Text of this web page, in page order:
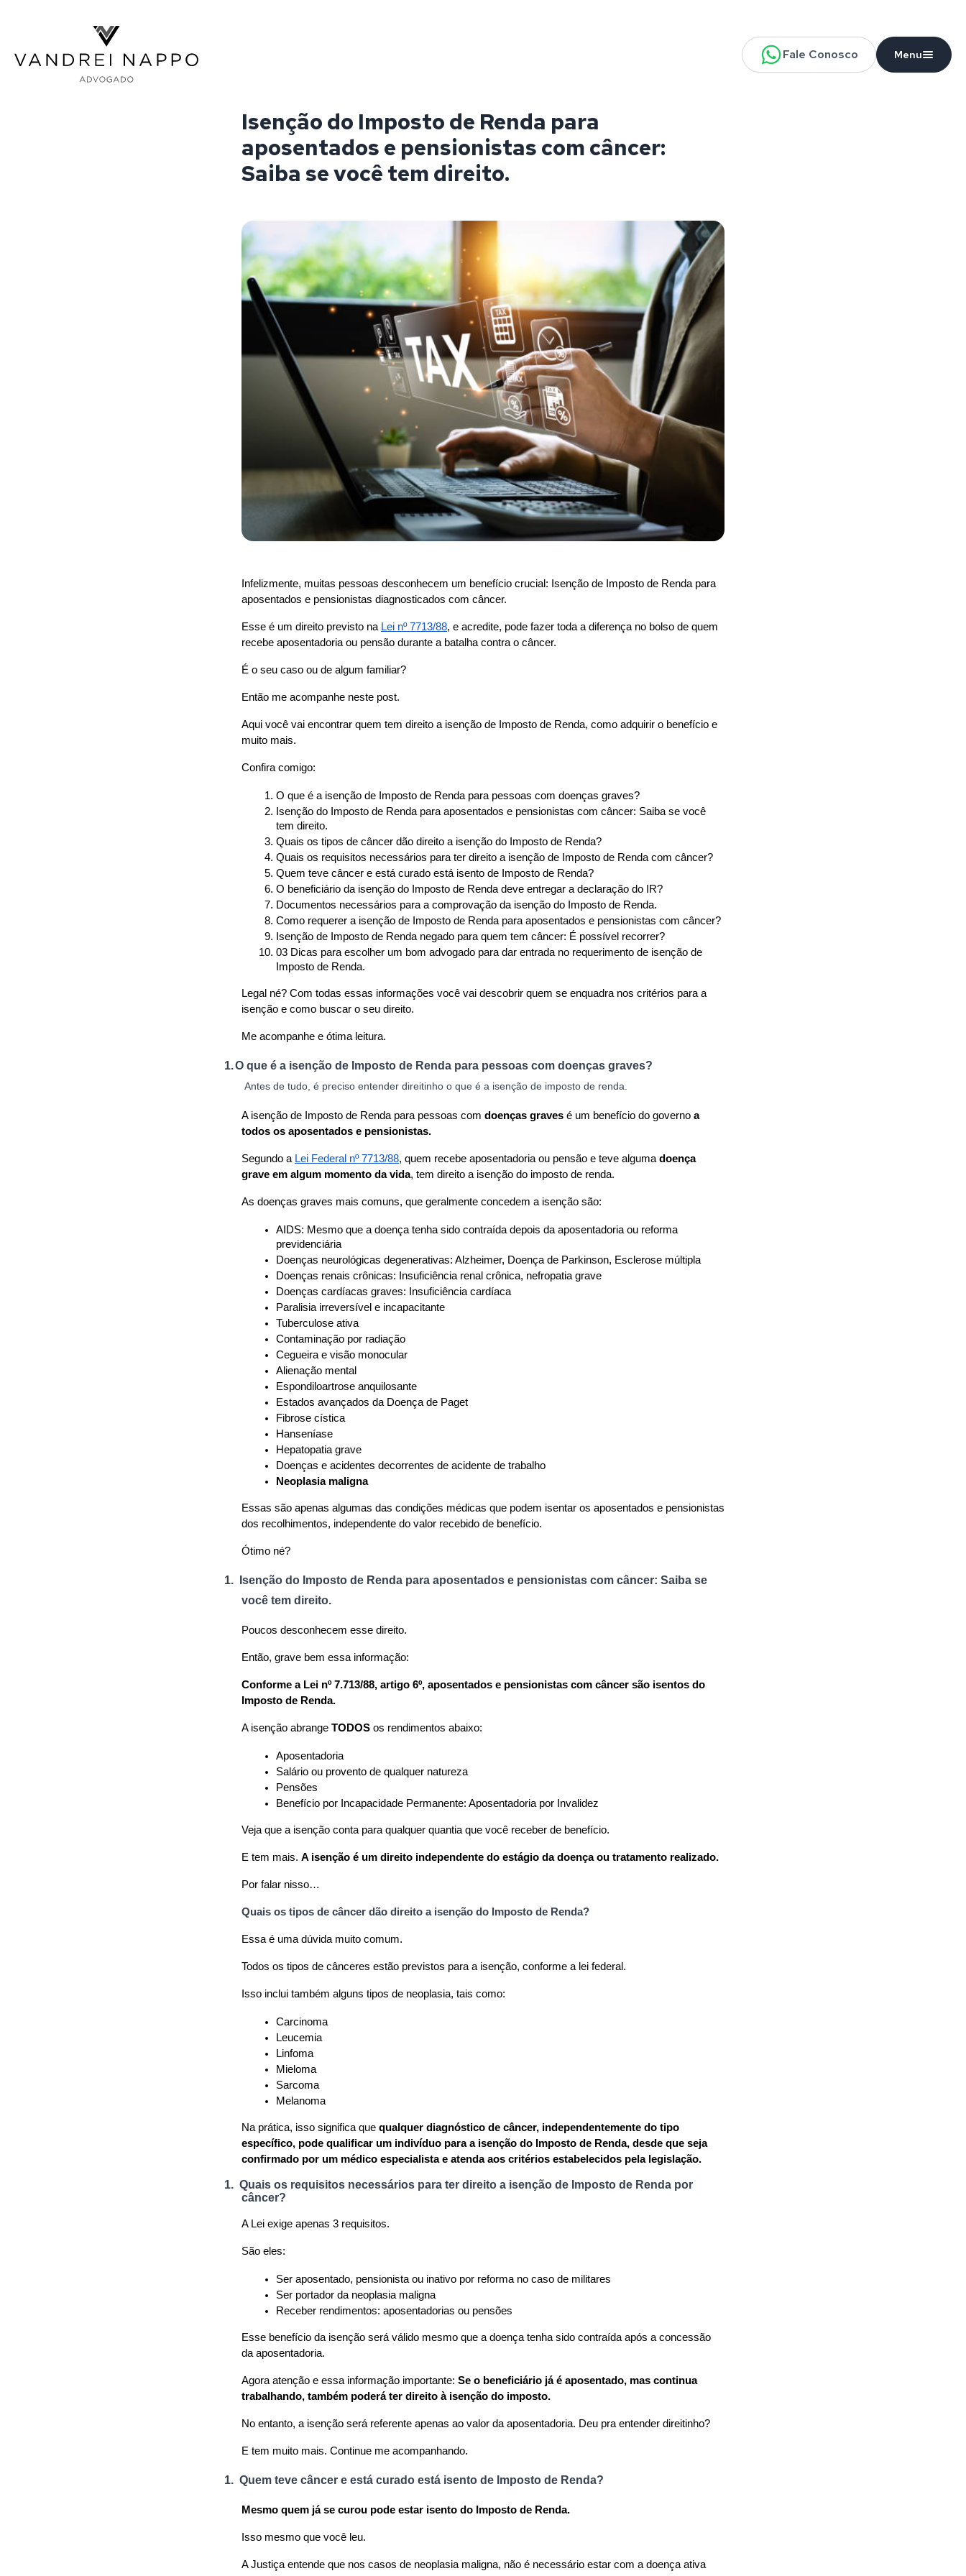
Vandrei Nappo - Advogado
Fale Conosco
Menu
Isenção do Imposto de Renda para
aposentados e pensionistas com câncer:
Saiba se você tem direito.
Infelizmente, muitas pessoas desconhecem um benefício crucial: Isenção de Imposto de Renda para
aposentados e pensionistas diagnosticados com câncer.
Esse é um direito previsto na Lei nº 7713/88, e acredite, pode fazer toda a diferença no bolso de quem
recebe aposentadoria ou pensão durante a batalha contra o câncer.
É o seu caso ou de algum familiar?
Então me acompanhe neste post.
Aqui você vai encontrar quem tem direito a isenção de Imposto de Renda, como adquirir o benefício e
muito mais.
Confira comigo:
O que é a isenção de Imposto de Renda para pessoas com doenças graves?
Isenção do Imposto de Renda para aposentados e pensionistas com câncer: Saiba se você
tem direito.
Quais os tipos de câncer dão direito a isenção do Imposto de Renda?
Quais os requisitos necessários para ter direito a isenção de Imposto de Renda com câncer?
Quem teve câncer e está curado está isento de Imposto de Renda?
O beneficiário da isenção do Imposto de Renda deve entregar a declaração do IR?
Documentos necessários para a comprovação da isenção do Imposto de Renda.
Como requerer a isenção de Imposto de Renda para aposentados e pensionistas com câncer?
Isenção de Imposto de Renda negado para quem tem câncer: É possível recorrer?
03 Dicas para escolher um bom advogado para dar entrada no requerimento de isenção de
Imposto de Renda.
Legal né? Com todas essas informações você vai descobrir quem se enquadra nos critérios para a
isenção e como buscar o seu direito.
Me acompanhe e ótima leitura.
1.O que é a isenção de Imposto de Renda para pessoas com doenças graves?
Antes de tudo, é preciso entender direitinho o que é a isenção de imposto de renda.
A isenção de Imposto de Renda para pessoas com doenças graves é um benefício do governo a
todos os aposentados e pensionistas.
Segundo a Lei Federal nº 7713/88, quem recebe aposentadoria ou pensão e teve alguma doença
grave em algum momento da vida, tem direito a isenção do imposto de renda.
As doenças graves mais comuns, que geralmente concedem a isenção são:
AIDS: Mesmo que a doença tenha sido contraída depois da aposentadoria ou reforma
previdenciária
Doenças neurológicas degenerativas: Alzheimer, Doença de Parkinson, Esclerose múltipla
Doenças renais crônicas: Insuficiência renal crônica, nefropatia grave
Doenças cardíacas graves: Insuficiência cardíaca
Paralisia irreversível e incapacitante
Tuberculose ativa
Contaminação por radiação
Cegueira e visão monocular
Alienação mental
Espondiloartrose anquilosante
Estados avançados da Doença de Paget
Fibrose cística
Hanseníase
Hepatopatia grave
Doenças e acidentes decorrentes de acidente de trabalho
Neoplasia maligna
Essas são apenas algumas das condições médicas que podem isentar os aposentados e pensionistas
dos recolhimentos, independente do valor recebido de benefício.
Ótimo né?
1.
Isenção do Imposto de Renda para aposentados e pensionistas com câncer: Saiba se
você tem direito.
Poucos desconhecem esse direito.
Então, grave bem essa informação:
Conforme a Lei nº 7.713/88, artigo 6º, aposentados e pensionistas com câncer são isentos do
Imposto de Renda.
A isenção abrange TODOS os rendimentos abaixo:
Aposentadoria
Salário ou provento de qualquer natureza
Pensões
Benefício por Incapacidade Permanente: Aposentadoria por Invalidez
Veja que a isenção conta para qualquer quantia que você receber de benefício.
E tem mais. A isenção é um direito independente do estágio da doença ou tratamento realizado.
Por falar nisso…
Quais os tipos de câncer dão direito a isenção do Imposto de Renda?
Essa é uma dúvida muito comum.
Todos os tipos de cânceres estão previstos para a isenção, conforme a lei federal.
Isso inclui também alguns tipos de neoplasia, tais como:
Carcinoma
Leucemia
Linfoma
Mieloma
Sarcoma
Melanoma
Na prática, isso significa que qualquer diagnóstico de câncer, independentemente do tipo
específico, pode qualificar um indivíduo para a isenção do Imposto de Renda, desde que seja
confirmado por um médico especialista e atenda aos critérios estabelecidos pela legislação.
1. Quais os requisitos necessários para ter direito a isenção de Imposto de Renda por
câncer?
A Lei exige apenas 3 requisitos.
São eles:
Ser aposentado, pensionista ou inativo por reforma no caso de militares
Ser portador da neoplasia maligna
Receber rendimentos: aposentadorias ou pensões
Esse benefício da isenção será válido mesmo que a doença tenha sido contraída após a concessão
da aposentadoria.
Agora atenção e essa informação importante: Se o beneficiário já é aposentado, mas continua
trabalhando, também poderá ter direito à isenção do imposto.
No entanto, a isenção será referente apenas ao valor da aposentadoria. Deu pra entender direitinho?
E tem muito mais. Continue me acompanhando.
1. Quem teve câncer e está curado está isento de Imposto de Renda?
Mesmo quem já se curou pode estar isento do Imposto de Renda.
Isso mesmo que você leu.
A Justiça entende que nos casos de neoplasia maligna, não é necessário estar com a doença ativa